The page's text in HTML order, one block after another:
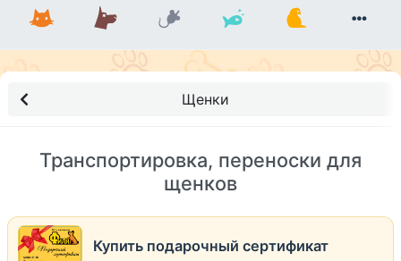
Щенки
Транспортировка, переноски для
щенков
Купить подарочный сертификат